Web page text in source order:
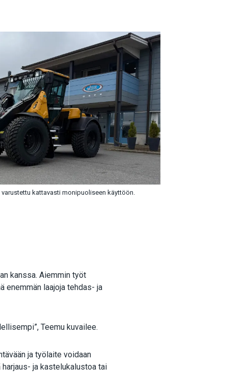
kattavasti monipuoliseen käyttöön.
kanssa. Aiemmin työt
enemmän laajoja tehdas- ja
Teemu kuvailee.
ja työlaite voidaan
ja kastelukalustoa tai